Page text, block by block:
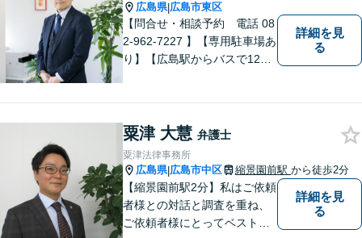
広島県|広島市東区
【問合せ・相談予約 電話 08
2-962-7227 】【専用駐車場あ
り】【広島駅からバスで12
お電話ください。
詳細を見
る
粟津 大慧 弁護士
粟津法律事務所
広島県|広島市中区 縮景園前駅 から徒歩2分
【縮景園前駅2分】私はご依頼
者様との対話と調査を重ね、
ご依頼者様にとってベストな
詳細を見
る